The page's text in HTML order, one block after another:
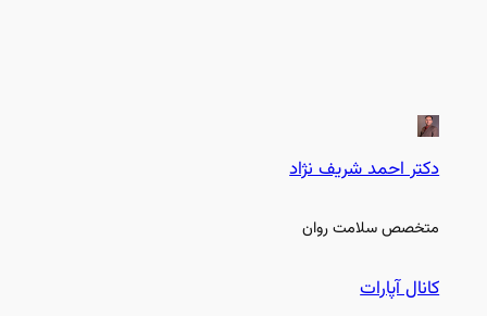
دکتر احمد شریف نژاد
متخصص سلامت روان
کانال آپارات